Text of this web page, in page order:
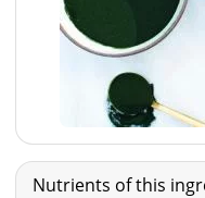
Nutrients of this